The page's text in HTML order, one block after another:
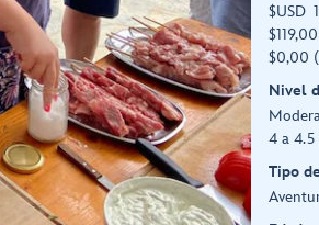
$USD
$0,00
Nivel
4 a 4.5
Tipo